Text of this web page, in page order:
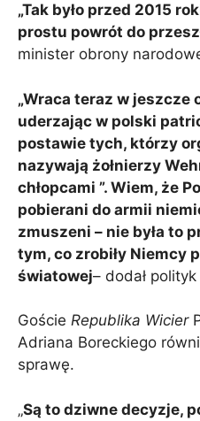
„Tak było przed 2015
prostu powrót do
minister obrony
„Wraca teraz w
uderzając w polski
postawie tych, którzy
nazywają żołnierzy
chłopcami ”. Wiem, że
pobierani do armii
zmuszeni – nie była to
tym, co zrobiły Niemcy
światowej– dodał
Goście Republika Wicier
Adriana Boreckiego
sprawę.
„Są to dziwne decyzje,